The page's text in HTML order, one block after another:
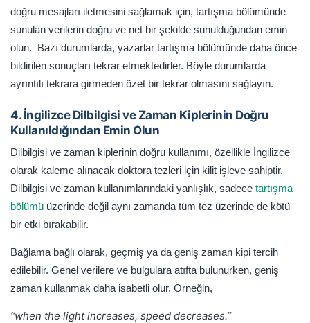
doğru mesajları iletmesini sağlamak için, tartışma bölümünde
sunulan verilerin doğru ve net bir şekilde sunulduğundan emin
olun. Bazı durumlarda, yazarlar tartışma bölümünde daha önce
bildirilen sonuçları tekrar etmektedirler. Böyle durumlarda
ayrıntılı tekrara girmeden özet bir tekrar olmasını sağlayın.
4. İngilizce Dilbilgisi ve Zaman Kiplerinin Doğru
Kullanıldığından Emin Olun
Dilbilgisi ve zaman kiplerinin doğru kullanımı, özellikle İngilizce
olarak kaleme alınacak doktora tezleri için kilit işleve sahiptir.
Dilbilgisi ve zaman kullanımlarındaki yanlışlık, sadece tartışma
bölümü üzerinde değil aynı zamanda tüm tez üzerinde de kötü
bir etki bırakabilir.
Bağlama bağlı olarak, geçmiş ya da geniş zaman kipi tercih
edilebilir. Genel verilere ve bulgulara atıfta bulunurken, geniş
zaman kullanmak daha isabetli olur. Örneğin,
‘‘when the light increases, speed decreases.’’